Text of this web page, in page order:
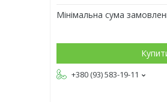
Мінімальна сума
+380 (93) 583-19-11